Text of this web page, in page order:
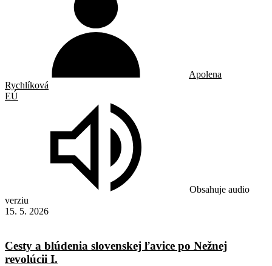
Apolena
Rychlíková
EÚ
Obsahuje audio
verziu
15. 5. 2026
Cesty a blúdenia slovenskej ľavice po Nežnej
revolúcii I.